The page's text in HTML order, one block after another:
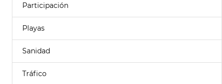
Participación
Playas
Sanidad
Tráfico